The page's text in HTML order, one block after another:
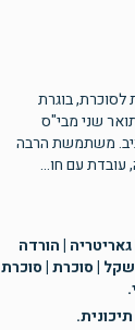
ומחנכת לסוכרת, בוגרת
שני מבי"ס
משתמשת הרבה
עובדת עם חו...
| הורדה
| סוכרת | סוכרת